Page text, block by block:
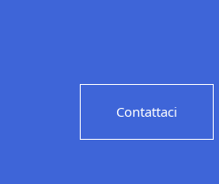
Contattaci